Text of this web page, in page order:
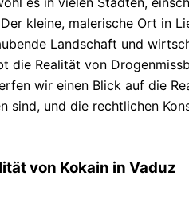
kleine, malerische Ort in
Landschaft und
die Realität von
wir einen Blick auf die
sind, und die rechtlichen
von Kokain in Vaduz